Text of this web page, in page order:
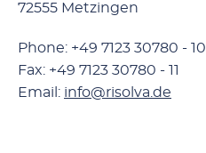
72555 Metzingen
Phone: +49 7123 30780 - 10
Fax: +49 7123 30780 - 11
Email: info@risolva.de